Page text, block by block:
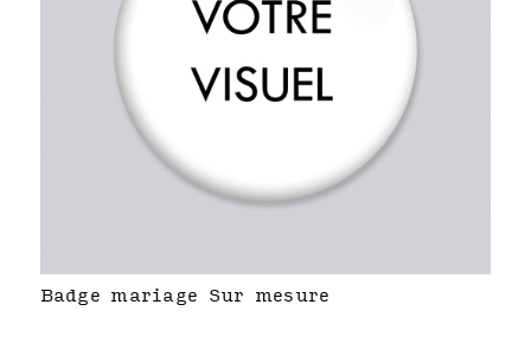
Badge mariage Sur mesure